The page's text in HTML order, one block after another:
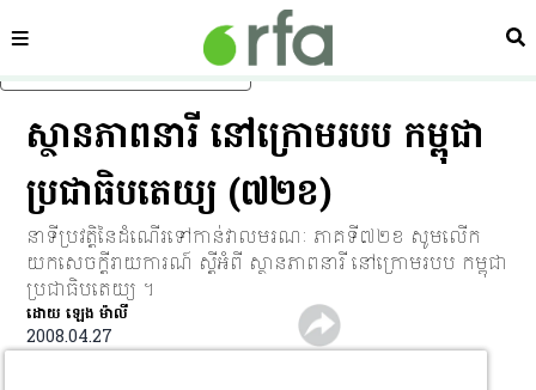
រំលងទៅមាតិកាចម្បង
ផ្នែក ស្វ
ស្ថានភាព​នារី នៅក្រោម​របប កម្ពុជា​
ប្រជាធិបតេយ្យ (៧២ខ)
នាទី​ប្រវត្តិ​នៃ​ដំណើរ​ទៅ​កាន់​វាលមរណៈ ភាគ​ទី​៧២​ខ សូម​លើក​
យក​សេចក្តី​រាយការណ៍ ស្ដី​អំពី ស្ថានភាព​នារី នៅក្រោម​របប កម្ពុជា​
ប្រជាធិបតេយ្យ ។
ដោយ ឡេង ម៉ាលី
2008.04.27